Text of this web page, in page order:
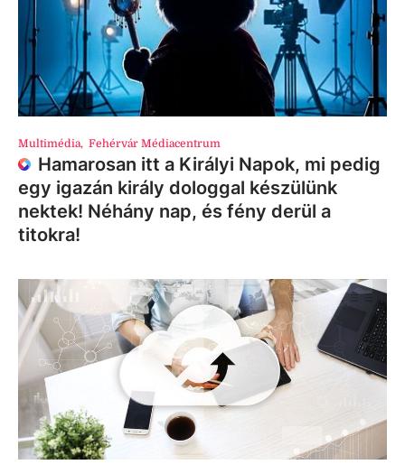
Multimédia, Fehérvár Médiacentrum
Hamarosan itt a Királyi Napok, mi pedig
egy igazán király dologgal készülünk
nektek! Néhány nap, és fény derül a
titokra!